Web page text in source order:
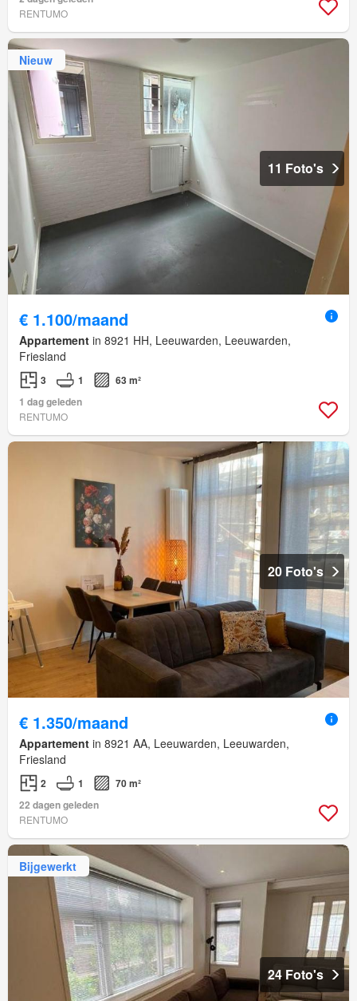
RENTUMO
Nieuw
11 Foto's
€ 1.100/maand
Appartement in 8921 HH, Leeuwarden, Leeuwarden,
Friesland
3 1
63 m²
1 dag geleden
RENTUMO
20 Foto's
€ 1.350/maand
Appartement in 8921 AA, Leeuwarden, Leeuwarden,
Friesland
2 1
70 m²
22 dagen geleden
RENTUMO
Bijgewerkt
24 Foto's